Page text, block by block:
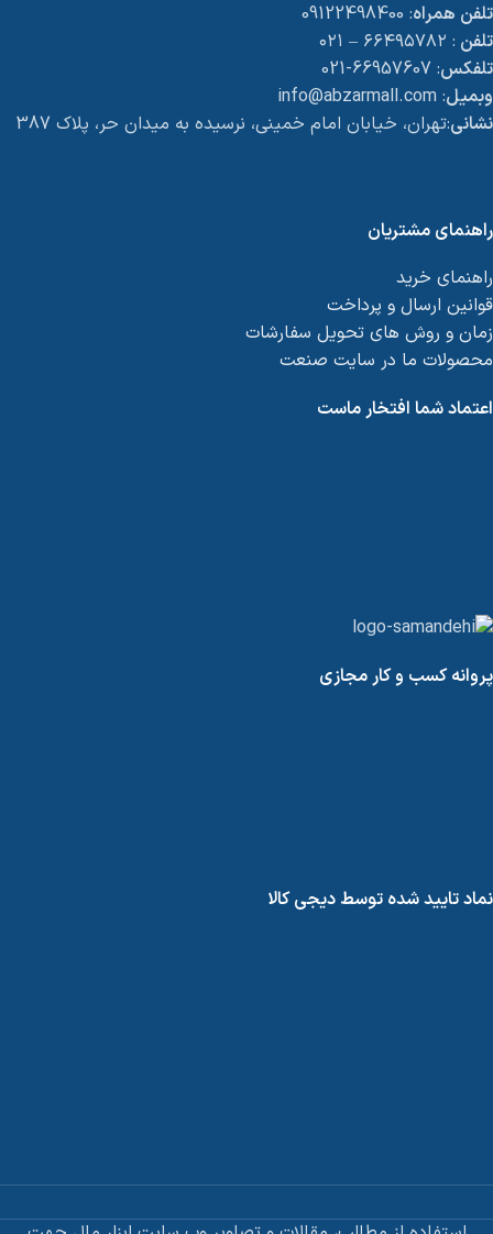
تلفن همراه: 09122498400
تلفن : ۶۶۴۹۵۷۸۲ – ۰۲۱
تلفکس: 66957607-021
وبمیل: info@abzarmall.com
نشانی:تهران، خیابان امام خمینی، نرسیده به میدان حر، پلاک 387
راهنمای مشتریان
راهنمای خرید
قوانین ارسال و پرداخت
زمان و روش های تحویل سفارشات
محصولات ما در سایت صنعت
اعتماد شما افتخار ماست
پروانه کسب و کار مجازی
نماد تایید شده توسط دیجی کالا